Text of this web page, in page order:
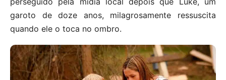
garoto de doze anos, milagrosamente ressuscita
quando ele o toca no ombro.